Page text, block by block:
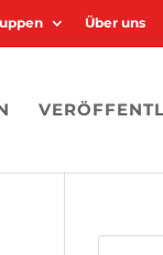
Über uns